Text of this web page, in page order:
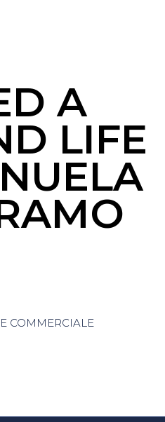
A
LIFE
COMMERCIALE